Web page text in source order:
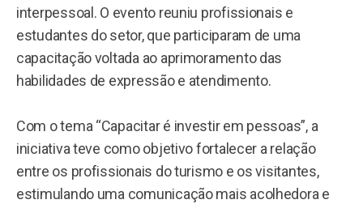
interpessoal. O evento reuniu profissionais e
estudantes do setor, que participaram de uma
capacitação voltada ao aprimoramento das
habilidades de expressão e atendimento.
Com o tema “Capacitar é investir em pessoas”, a
iniciativa teve como objetivo fortalecer a relação
entre os profissionais do turismo e os visitantes,
estimulando uma comunicação mais acolhedora e